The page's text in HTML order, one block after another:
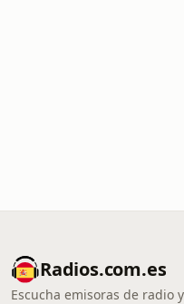
Radios.com.es
Escucha emisoras de radio